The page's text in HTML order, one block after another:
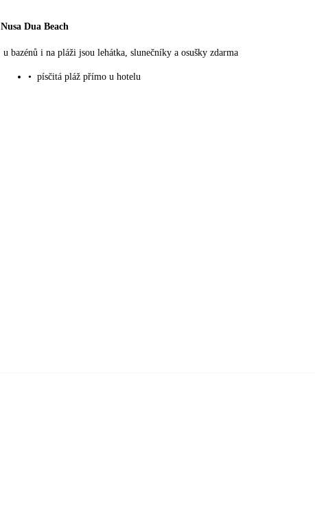
Nusa Dua Beach
u bazénů i na pláži jsou lehátka, slunečníky a osušky zdarma
• písčitá pláž přímo u hotelu